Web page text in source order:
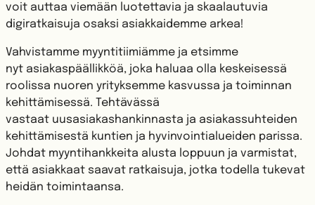
voit auttaa viemään luotettavia ja skaalautuvia
digiratkaisuja osaksi asiakkaidemme arkea!
Vahvistamme myyntitiimiämme ja etsimme
nyt asiakaspäällikköä, joka haluaa olla keskeisessä
roolissa nuoren yrityksemme kasvussa ja toiminnan
kehittämisessä. Tehtävässä
vastaat uusasiakashankinnasta ja asiakassuhteiden
kehittämisestä kuntien ja hyvinvointialueiden parissa.
Johdat myyntihankkeita alusta loppuun ja varmistat,
että asiakkaat saavat ratkaisuja, jotka todella tukevat
heidän toimintaansa.